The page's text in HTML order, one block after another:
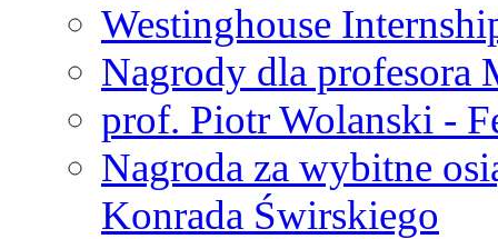
Westinghouse
Nagrody dla profesora
prof. Piotr Wolanski -
Nagroda za wybitne
Konrada Świrskiego